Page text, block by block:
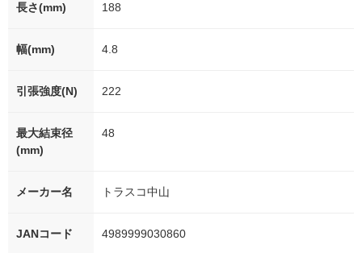
長さ(mm) 188
幅(mm) 4.8
引張強度(N) 222
最大結束径
(mm)
48
メーカー名 トラスコ中山
JANコード 4989999030860